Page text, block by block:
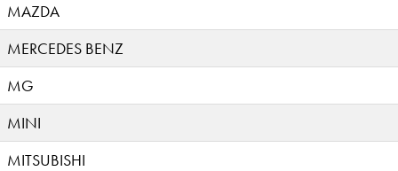
MAZDA
MERCEDES BENZ
MG
MINI
MITSUBISHI